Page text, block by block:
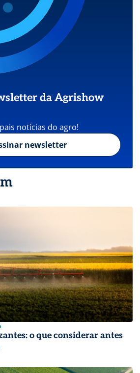
da Agrishow
notícias do agro!
newsletter
o que considerar antes